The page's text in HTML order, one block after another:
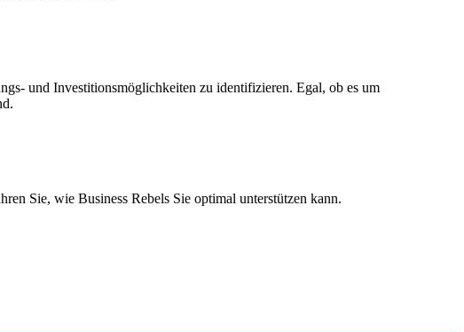
und Investitionsmöglichkeiten zu identifizieren. Egal, ob es um
Sie, wie Business Rebels Sie optimal unterstützen kann.